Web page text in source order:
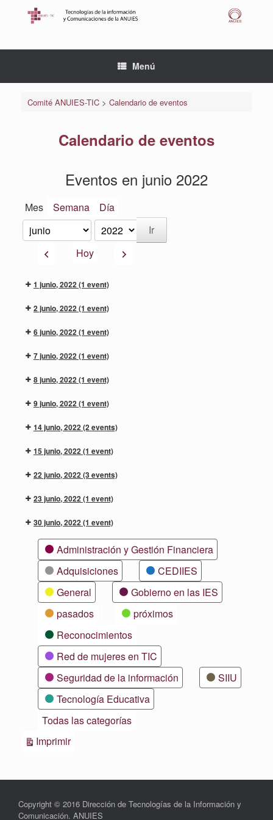
Menú
Comité ANUIES-TIC> Calendario de eventos
Calendario de eventos
Eventos en junio 2022
Mes Semana Día
Mes
Año
AnteriorHoy Siguiente
1 junio, 2022(1 event)
2 junio, 2022(1 event)
6 junio, 2022(1 event)
7 junio, 2022(1 event)
8 junio, 2022(1 event)
9 junio, 2022(1 event)
14 junio, 2022(2 events)
15 junio, 2022(1 event)
22 junio, 2022(3 events)
23 junio, 2022(1 event)
30 junio, 2022(1 event)
CategoríasAdministración y Gestión Financiera
Adquisiciones
CEDIIES
General
Gobierno en las IES
pasados
próximos
Reconocimientos
Red de mujeres en TIC
Seguridad de la información
SIIU
Tecnología Educativa
Todas las categorías
ImprimirVistas
Copyright © 2016 Dirección de Tecnologías de la Información y
Comunicación. ANUIES